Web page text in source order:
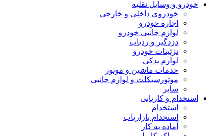
خودرو و وسایل نقلیه
خودروی داخلی و خارجی
اجاره خودرو
لوازم جانبی خودرو
دزدگیر و ردیاب
تزئینات خودرو
لوازم یدکی
خدمات ماشین و موتور
موتورسیکلت و لوازم جانبی
سایر
استخدام و کاریابی
استخدام
استخدام بازاریاب
آماده به کار